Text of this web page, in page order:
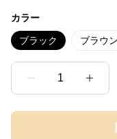
カラー
ブラック ブラウン
1